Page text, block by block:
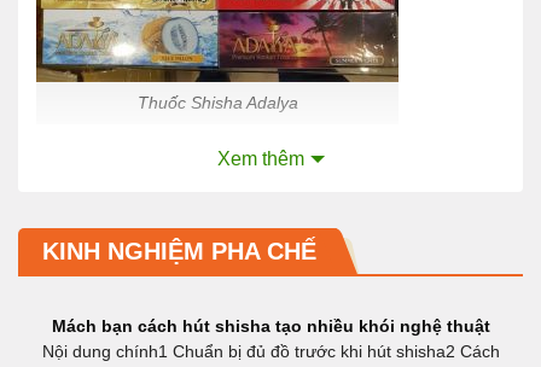
Thuốc Shisha Adalya
Xem thêm
KINH NGHIỆM PHA CHẾ
Mách bạn cách hút shisha tạo nhiều khói nghệ thuật
Nội dung chính1 Chuẩn bị đủ đồ trước khi hút shisha2 Cách